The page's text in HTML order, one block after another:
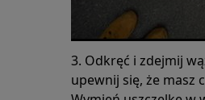
3. Odkręć i zdejmij
upewnij się, że masz